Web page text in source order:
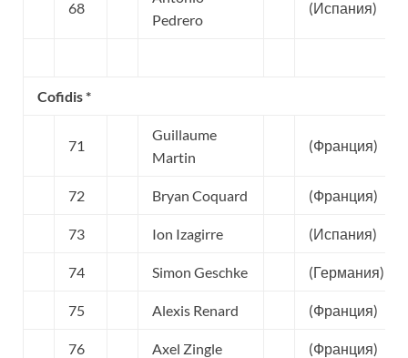
68
Pedrero
(Испания)
Cofidis *
71
Guillaume
Martin
(Франция)
72 Bryan Coquard (Франция)
73 Ion Izagirre (Испания)
74 Simon Geschke (Германия)
75 Alexis Renard (Франция)
76 Axel Zingle (Франция)